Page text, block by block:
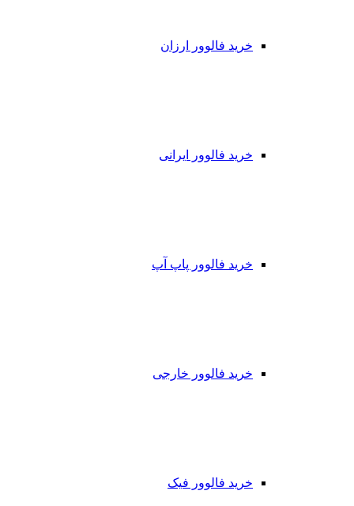
خرید فالوور ارزان
خرید فالوور ایرانی
خرید فالوور پاپ آپ
خرید فالوور خارجی
خرید فالوور فیک